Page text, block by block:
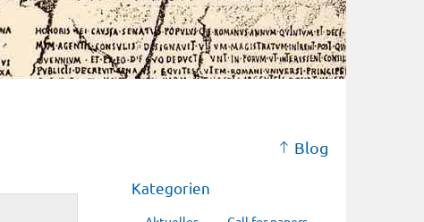
Blog
Kategorien